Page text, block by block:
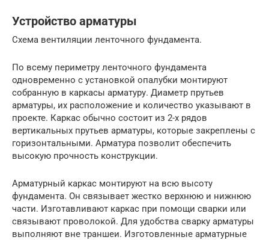
Устройство арматуры
Схема вентиляции ленточного фундамента.
По всему периметру ленточного фундамента
одновременно с установкой опалубки монтируют
собранную в каркасы арматуру. Диаметр прутьев
арматуры, их расположение и количество указывают в
проекте. Каркас обычно состоит из 2-х рядов
вертикальных прутьев арматуры, которые закреплены с
горизонтальными. Арматура позволит обеспечить
высокую прочность конструкции.
Арматурный каркас монтируют на всю высоту
фундамента. Он связывает жестко верхнюю и нижнюю
части. Изготавливают каркас при помощи сварки или
связывают проволокой. Для удобства сварку арматуры
выполняют вне траншеи. Изготовленные арматурные